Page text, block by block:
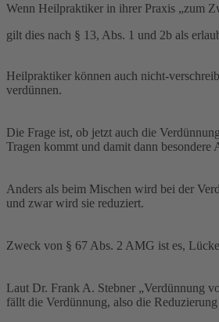
Wenn Heilpraktiker in ihrer Praxis „zum
gilt dies nach § 13, Abs. 1 und 2b als
Heilpraktiker können auch nicht-
verdünnen.
Die Frage ist, ob jetzt auch die
Tragen kommt und damit dann
Anders als beim Mischen wird bei der
und zwar wird sie reduziert.
Zweck von § 67 Abs. 2 AMG ist es,
Laut Dr. Frank A. Stebner „Verdünnung
fällt die Verdünnung, also die